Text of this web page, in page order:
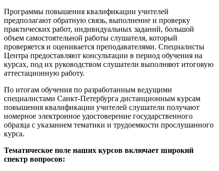
Программы повышения квалификации учителей
предполагают обратную связь, выполнение и проверку
практических работ, индивидуальных заданий, большой
объем самостоятельной работы слушателя, который
проверяется и оценивается преподавателями. Специалисты
Центра предоставляют консультации в период обучения на
курсах, под их руководством слушатели выполняют итоговую
аттестационную работу.
По итогам обучения по разработанным ведущими
специалистами Санкт-Петербурга дистанционным курсам
повышения квалификации учителей слушатели получают
номерное электронное удостоверение государственного
образца с указанием тематики и трудоемкости прослушанного
курса.
Тематическое поле наших курсов включает широкий
спектр вопросов: